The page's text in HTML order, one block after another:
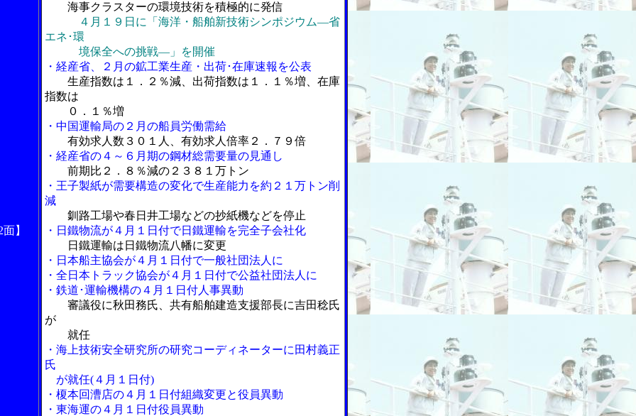
】
海事クラスターの環境技術を積極的に発信
４月１９日に「海洋・船舶新技術シンポジウム―省
エネ･環
境保全への挑戦―」を開催
・経産省、２月の鉱工業生産・出荷･在庫速報を公表
生産指数は１．２％減、出荷指数は１．１％増、在庫
指数は
０．１％増
・中国運輸局の２月の船員労働需給
有効求人数３０１人、有効求人倍率２．７９倍
・経産省の４～６月期の鋼材総需要量の見通し
前期比２．８％減の２３８１万トン
・王子製紙が需要構造の変化で生産能力を約２１万トン削
減
釧路工場や春日井工場などの抄紙機などを停止
・日鐵物流が４月１日付で日鐵運輸を完全子会社化
日鐵運輸は日鐵物流八幡に変更
・日本船主協会が４月１日付で一般社団法人に
・全日本トラック協会が４月１日付で公益社団法人に
・鉄道･運輸機構の４月１日付人事異動
審議役に秋田務氏、共有船舶建造支援部長に吉田稔氏
が
就任
・海上技術安全研究所の研究コーディネーターに田村義正
氏
が就任(４月１日付)
・榎本回漕店の４月１日付組織変更と役員異動
・東海運の４月１日付役員異動